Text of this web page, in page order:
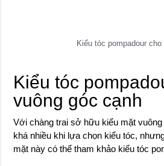
Kiểu tóc pompadour
Kiểu tóc
vuông góc cạnh
Với chàng trai sở hữu kiểu mặt
khá nhiều khi lựa chọn kiểu tóc,
mặt này có thể tham khảo kiểu tóc